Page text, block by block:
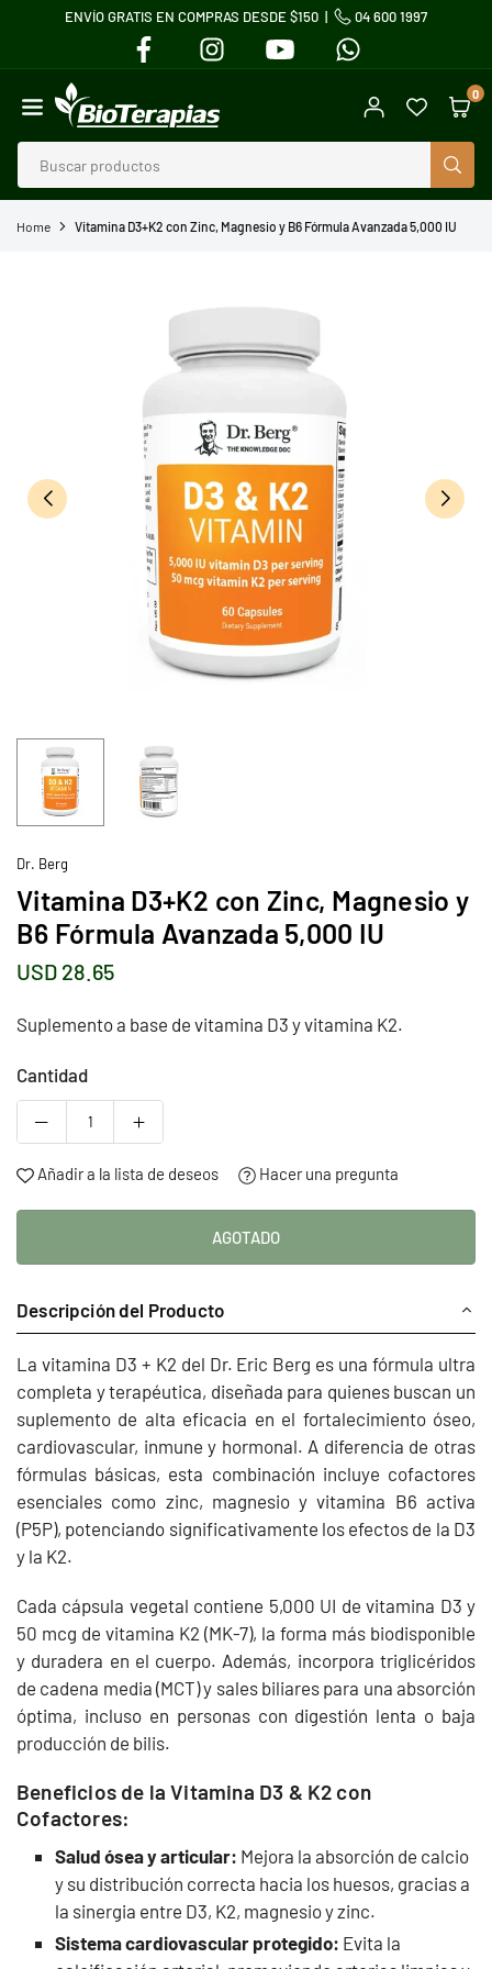
al
contenido
ENVÍO GRATIS EN COMPRAS DESDE $150 |
04 600 1997
FACEBOOK
INSTAGRAM YOUTUBE
BIOTERAPIAS
0
Home Vitamina D3+K2 con Zinc, Magnesio y B6 Fórmula Avanzada 5,000 IU
Dr. Berg
Vitamina D3+K2 con Zinc, Magnesio y
B6 Fórmula Avanzada 5,000 IU
Precio
USD 28.65
Suplemento a base de vitamina D3 y vitamina K2.
Cantidad
Añadir a la lista de deseos Hacer una pregunta
AGOTADO
Descripción del Producto
La vitamina D3 + K2 del Dr. Eric Berg es una fórmula ultra
completa y terapéutica, diseñada para quienes buscan un
suplemento de alta eficacia en el fortalecimiento óseo,
cardiovascular, inmune y hormonal. A diferencia de otras
fórmulas básicas, esta combinación incluye cofactores
esenciales como zinc, magnesio y vitamina B6 activa
(P5P), potenciando significativamente los efectos de la D3
y la K2.
Cada cápsula vegetal contiene 5,000 UI de vitamina D3 y
50 mcg de vitamina K2 (MK-7), la forma más biodisponible
y duradera en el cuerpo. Además, incorpora triglicéridos
de cadena media (MCT) y sales biliares para una absorción
óptima, incluso en personas con digestión lenta o baja
producción de bilis.
Beneficios de la Vitamina D3 & K2 con
Cofactores:
Salud ósea y articular: Mejora la absorción de calcio
y su distribución correcta hacia los huesos, gracias a
la sinergia entre D3, K2, magnesio y zinc.
Sistema cardiovascular protegido: Evita la